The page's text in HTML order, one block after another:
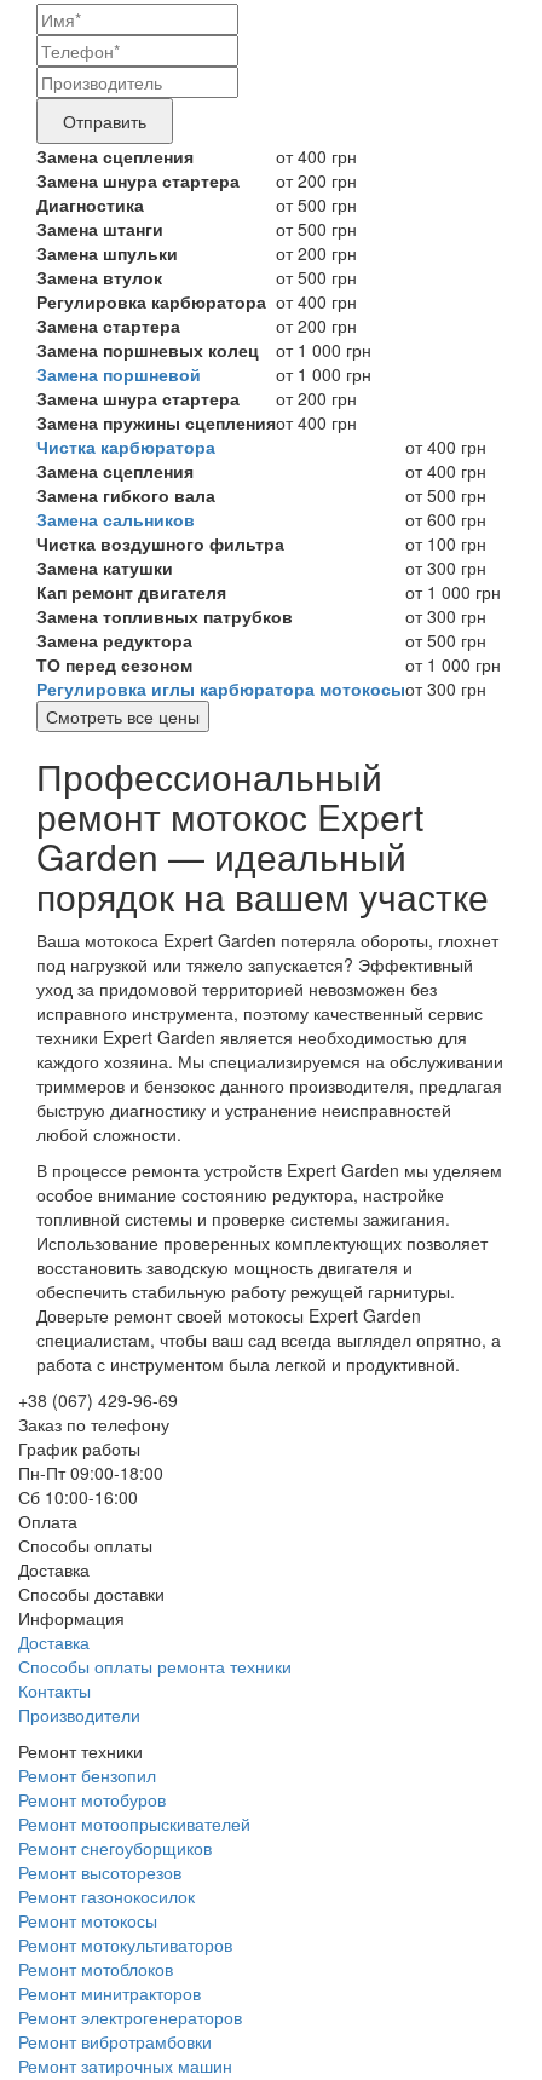
Ваши
контактные
данные
Название
бренда
продукта,
требующего
ремонта
Отправить
Замена сцепления
от 400 грн
Замена шнура стартера
от 200 грн
Диагностика
от 500 грн
Замена штанги
от 500 грн
Замена шпульки
от 200 грн
Замена втулок
от 500 грн
Регулировка карбюратора от 400 грн
Замена стартера
от 200 грн
Замена поршневых колец
от 1 000 грн
Замена поршневой
от 1 000 грн
Замена шнура стартера
от 200 грн
Замена пружины сцепленияот 400 грн
Чистка карбюратора
от 400 грн
Замена сцепления
от 400 грн
Замена гибкого вала
от 500 грн
Замена сальников
от 600 грн
Чистка воздушного фильтра
от 100 грн
Замена катушки
от 300 грн
Кап ремонт двигателя
от 1 000 грн
Замена топливных патрубков
от 300 грн
Замена редуктора
от 500 грн
ТО перед сезоном
от 1 000 грн
Регулировка иглы карбюратора мотокосыот 300 грн
Смотреть все цены
Профессиональный
ремонт мотокос Expert
Garden — идеальный
порядок на вашем участке
Ваша мотокоса Expert Garden потеряла обороты, глохнет
под нагрузкой или тяжело запускается? Эффективный
уход за придомовой территорией невозможен без
исправного инструмента, поэтому качественный сервис
техники Expert Garden является необходимостью для
каждого хозяина. Мы специализируемся на обслуживании
триммеров и бензокос данного производителя, предлагая
быструю диагностику и устранение неисправностей
любой сложности.
В процессе ремонта устройств Expert Garden мы уделяем
особое внимание состоянию редуктора, настройке
топливной системы и проверке системы зажигания.
Использование проверенных комплектующих позволяет
восстановить заводскую мощность двигателя и
обеспечить стабильную работу режущей гарнитуры.
Доверьте ремонт своей мотокосы Expert Garden
специалистам, чтобы ваш сад всегда выглядел опрятно, а
работа с инструментом была легкой и продуктивной.
+38 (067) 429-96-69
Заказ по телефону
График работы
Пн-Пт 09:00-18:00
Сб 10:00-16:00
Оплата
Способы оплаты
Доставка
Способы доставки
Информация
Доставка
Способы оплаты ремонта техники
Контакты
Производители
Ремонт техники
Ремонт бензопил
Ремонт мотобуров
Ремонт мотоопрыскивателей
Ремонт снегоуборщиков
Ремонт высоторезов
Ремонт газонокосилок
Ремонт мотокосы
Ремонт мотокультиваторов
Ремонт мотоблоков
Ремонт минитракторов
Ремонт электрогенераторов
Ремонт вибротрамбовки
Ремонт затирочных машин